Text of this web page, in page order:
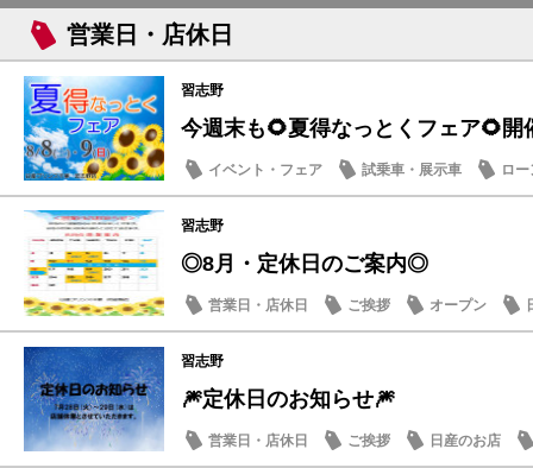
営業日・店休日
習志野
今週末も🌻夏得なっとくフェア🌻開
イベント・フェア 試乗車・展示車
ロー
営業日・店休日
習志野
◎8月・定休日のご案内◎
営業日・店休日 ご挨拶 オープン
習志野
🎆定休日のお知らせ🎆
営業日・店休日 ご挨拶 日産のお店